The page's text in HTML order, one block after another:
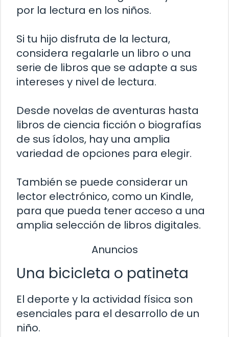
por la lectura en los niños.
Si tu hijo disfruta de la lectura,
considera regalarle un libro o una
serie de libros que se adapte a sus
intereses y nivel de lectura.
Desde novelas de aventuras hasta
libros de ciencia ficción o biografías
de sus ídolos, hay una amplia
variedad de opciones para elegir.
También se puede considerar un
lector electrónico, como un Kindle,
para que pueda tener acceso a una
amplia selección de libros digitales.
Anuncios
Una bicicleta o patineta
El deporte y la actividad física son
esenciales para el desarrollo de un
niño.